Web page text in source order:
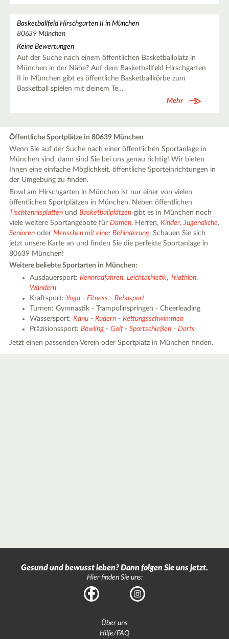
Basketballfeld Hirschgarten II in München
80639 München
Keine Bewertungen
Auf der Suche nach einem öffentlichen Basketballplatz in
München in der Nähe? Auf dem Basketballfeld Hirschgarten
II in München gibt es öffentliche Basketballkörbe zum
Basketball spielen mit deinem Te…
Mehr
Öffentliche Sportplätze in 80639 München
Wenn Sie auf der Suche nach einer öffentlichen Sportanlage in
München sind, dann sind Sie bei uns genau richtig! Wir bieten
Ihnen eine einfache Möglichkeit, öffentliche Sporteinrichtungen in
der Umgebung zu finden.
Bowl am Hirschgarten in München ist nur einer von vielen
öffentlichen Sportplätzen in München. Neben öffentlichen
Tischtennisplatten undBasketballplätzen gibt es in München noch
viele weitere Sportangebote fürDamen, Herren,Kinder, Jugendliche,
Senioren oderMenschen mit einer Behinderung. Schauen Sie sich
jetzt unsere Karte an und finden Sie die perfekte Sportanlage in
80639 München!
Weitere beliebte Sportarten in München:
Ausdauersport:Rennradfahren,Leichtathletik,Triathlon,
Wandern
Kraftsport: Yoga -Fitness -Rehasport
Turnen: Gymnastik - Trampolinspringen - Cheerleading
Wassersport:Kanu -Rudern -Rettungsschwimmen
Präzisionssport:Bowling -Golf-Sportschießen -Darts
Jetzt einen passenden Verein oder Sportplatz in München finden.
Gesund und bewusst leben? Dann folgen Sie uns jetzt.
Hier finden Sie uns:
Facebook Instagram
Über uns
Hilfe/FAQ